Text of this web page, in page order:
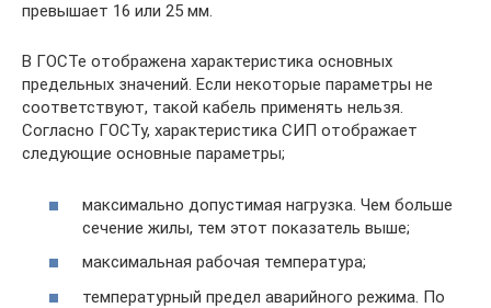
превышает 16 или 25 мм.
В ГОСТе отображена характеристика основных
предельных значений. Если некоторые параметры не
соответствуют, такой кабель применять нельзя.
Согласно ГОСТу, характеристика СИП отображает
следующие основные параметры;
максимально допустимая нагрузка. Чем больше
сечение жилы, тем этот показатель выше;
максимальная рабочая температура;
температурный предел аварийного режима. По